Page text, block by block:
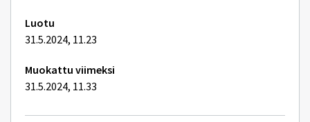
Luotu
31.5.2024, 11.23
Muokattu viimeksi
31.5.2024, 11.33